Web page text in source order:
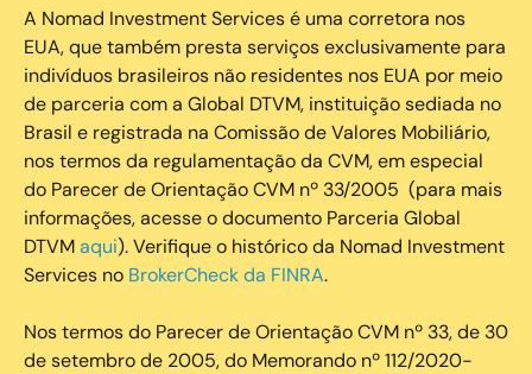
‍A Nomad Investment Services é uma corretora nos
EUA, que também presta serviços exclusivamente para
indivíduos brasileiros não residentes nos EUA por meio
de parceria com a Global DTVM, instituição sediada no
Brasil e registrada na Comissão de Valores Mobiliário,
nos termos da regulamentação da CVM, em especial
do Parecer de Orientação CVM nº 33/2005 (para mais
informações, acesse o documento Parceria Global
DTVMaqui). Verifique o histórico da Nomad Investment
Services no BrokerCheck da FINRA.
Nos termos do Parecer de Orientação CVM nº 33, de 30
de setembro de 2005, do Memorando nº 112/2020-